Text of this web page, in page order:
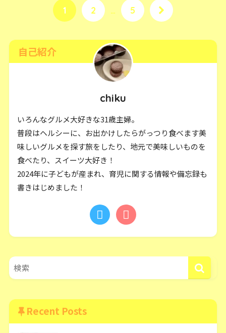
1 2 … 5
自己紹介
chiku
いろんなグルメ大好きな31歳主婦。
普段はヘルシーに、お出かけしたらがっつり食べます美
味しいグルメを探す旅をしたり、地元で美味しいものを
食べたり、スイーツ大好き！
2024年に子どもが産まれ、育児に関する情報や備忘録も
書きはじめました！
Recent Posts